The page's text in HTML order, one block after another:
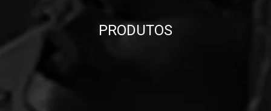
PRODUTOS